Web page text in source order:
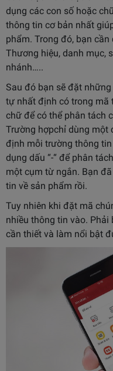
dụng các con số hoặc
thông tin cơ bản nhất
phẩm. Trong đó, bạn
Thương hiệu, danh mục, s
nhánh…..
Sau đó bạn sẽ đặt
tự nhất định có trong mã
chữ để có thể phân tách
Trường hợpchỉ dùng một
định mỗi trường thông
dụng dấu “-“ để phân
một cụm từ ngắn. Bạn
tin về sản phẩm rồi.
Tuy nhiên khi đặt mã
nhiều thông tin vào.
cần thiết và làm nổi bật